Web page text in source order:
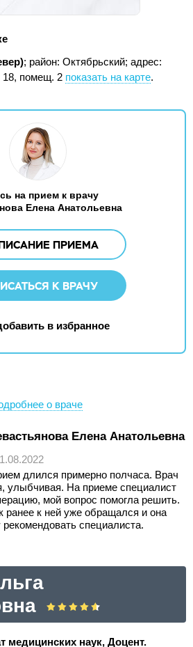
; район: Октябрьский; адрес:
18, помещ. 2 показать на карте.
на прием к врачу
Елена Анатольевна
ПРИЕМА
К ВРАЧУ
в избранное
о враче
Елена Анатольевна
длился примерно полчаса. Врач
улыбчивая. На приеме специалист
мой вопрос помогла решить.
ранее к ней уже обращался и она
специалиста.
медицинских наук, Доцент.